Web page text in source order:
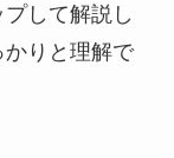
して解説し
りと理解で